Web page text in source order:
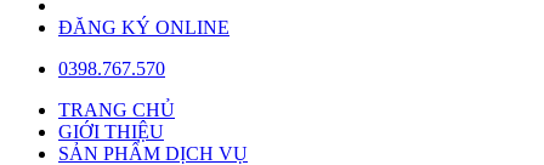
ĐĂNG KÝ ONLINE
0398.767.570
TRANG CHỦ
GIỚI THIỆU
SẢN PHẨM DỊCH VỤ